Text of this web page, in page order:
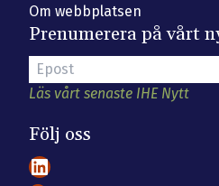
Om webbplatsen
Prenumerera på vårt
Läs vårt senaste IHE Nytt
Följ oss
LinkedIn